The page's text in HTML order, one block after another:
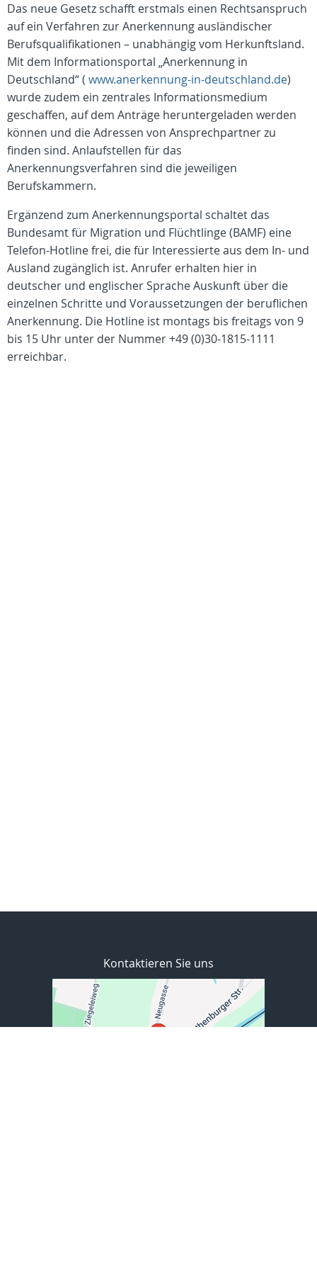
Das neue Gesetz schafft erstmals einen Rechtsanspruch
auf ein Verfahren zur Anerkennung ausländischer
Berufsqualifikationen – unabhängig vom Herkunftsland.
Mit dem Informationsportal „Anerkennung in
Deutschland“ ( www.anerkennung-in-deutschland.de)
wurde zudem ein zentrales Informationsmedium
geschaffen, auf dem Anträge heruntergeladen werden
können und die Adressen von Ansprechpartner zu
finden sind. Anlaufstellen für das
Anerkennungsverfahren sind die jeweiligen
Berufskammern.
Ergänzend zum Anerkennungsportal schaltet das
Bundesamt für Migration und Flüchtlinge (BAMF) eine
Telefon-Hotline frei, die für Interessierte aus dem In- und
Ausland zugänglich ist. Anrufer erhalten hier in
deutscher und englischer Sprache Auskunft über die
einzelnen Schritte und Voraussetzungen der beruflichen
Anerkennung. Die Hotline ist montags bis freitags von 9
bis 15 Uhr unter der Nummer +49 (0)30-1815-1111
erreichbar.
Kontaktieren Sie uns